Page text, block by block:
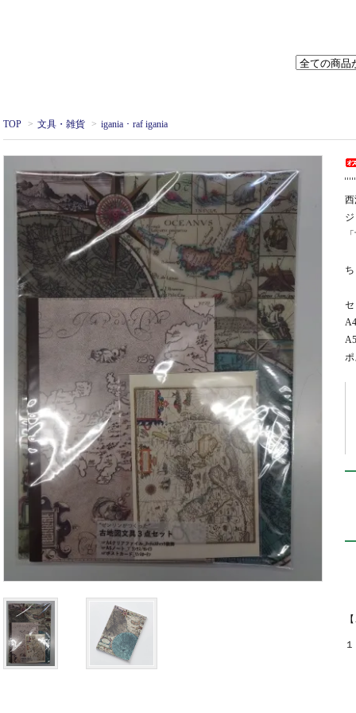
TOP > 文具・雑貨 > igania ･ raf igania